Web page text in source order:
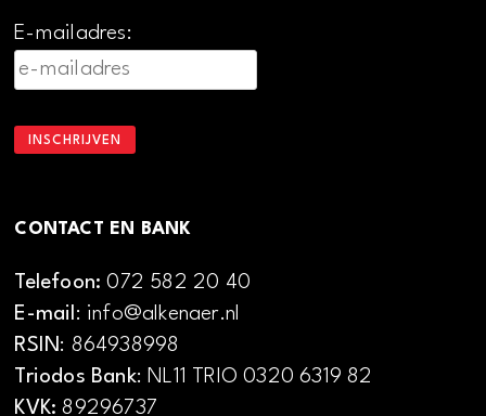
E-mailadres:
CONTACT EN BANK
Telefoon:072 582 20 40
E-mail: info@alkenaer.nl
RSIN: 864938998
Triodos Bank: NL11 TRIO 0320 6319 82
KVK: 89296737